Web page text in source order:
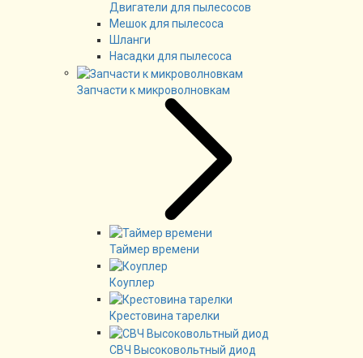
Двигатели для пылесосов
Мешок для пылесоса
Шланги
Насадки для пылесоса
Запчасти к микроволновкам
Таймер времени
Коуплер
Крестовина тарелки
СВЧ Высоковольтный диод